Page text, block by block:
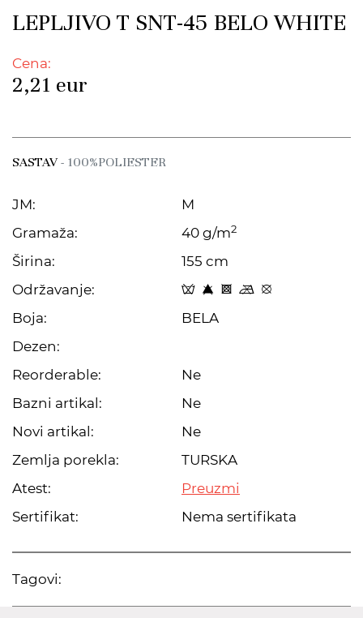
LEPLJIVO T SNT-45 BELO WHITE
Cena:
2,21 eur
SASTAV- 100%POLIESTER
JM:
M
Gramaža:
40 g/m2
Širina:
155 cm
Održavanje:
x 8 H m E
Boja:
BELA
Dezen:
Reorderable:
Ne
Bazni artikal:
Ne
Novi artikal:
Ne
Zemlja porekla:
TURSKA
Atest:
Preuzmi
Sertifikat:
Nema sertifikata
Tagovi: